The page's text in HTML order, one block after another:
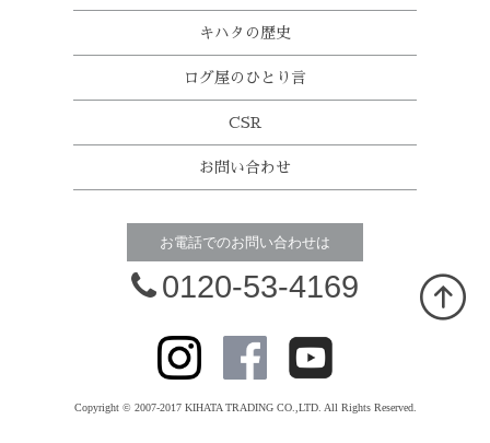
キハタの歴史
ログ屋のひとり言
CSR
お問い合わせ
お電話でのお問い合わせは
0120-53-4169
Copyright © 2007-2017 KIHATA TRADING CO.,LTD. All Rights Reserved.